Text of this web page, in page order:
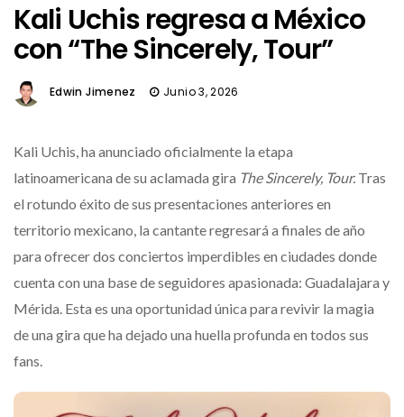
Kali Uchis regresa a México
con “The Sincerely, Tour”
Edwin Jimenez Junio 3, 2026
Kali Uchis, ha anunciado oficialmente la etapa
latinoamericana de su aclamada gira The Sincerely, Tour. Tras
el rotundo éxito de sus presentaciones anteriores en
territorio mexicano, la cantante regresará a finales de año
para ofrecer dos conciertos imperdibles en ciudades donde
cuenta con una base de seguidores apasionada: Guadalajara y
Mérida. Esta es una oportunidad única para revivir la magia
de una gira que ha dejado una huella profunda en todos sus
fans.